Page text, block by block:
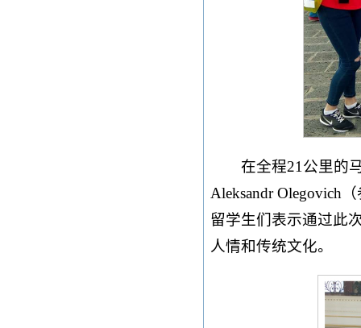
在全程21公里的
Aleksandr Olegovich
留学生们表示通过此
人情和传统文化。